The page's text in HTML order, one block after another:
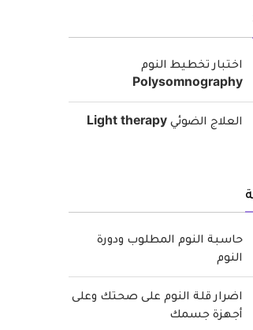
اختبار تخطيط النوم
Polysomnography
العلاج الضوئي Light therapy
حاسبة النوم المطلوب ودورة
النوم
اضرار قلة النوم على صحتك وعلى
أجهزة جسمك